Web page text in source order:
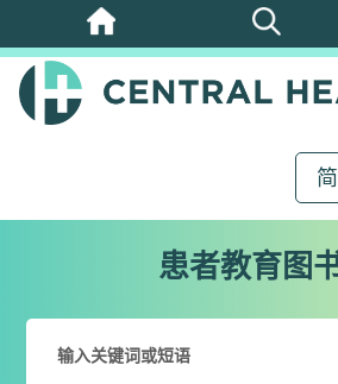
跳
至
主
患者教育图